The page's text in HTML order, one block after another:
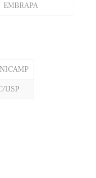
EMBRAPA
USP